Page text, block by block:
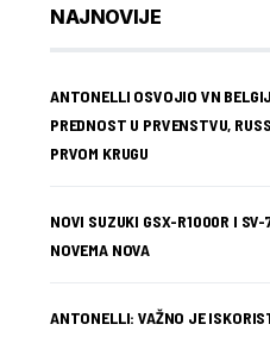
NAJNOVIJE
ANTONELLI OSVOJIO VN
PREDNOST U PRVENSTVU,
PRVOM KRUGU
NOVI SUZUKI GSX-R1000R I SV-
NOVEMA NOVA
ANTONELLI: VAŽNO JE